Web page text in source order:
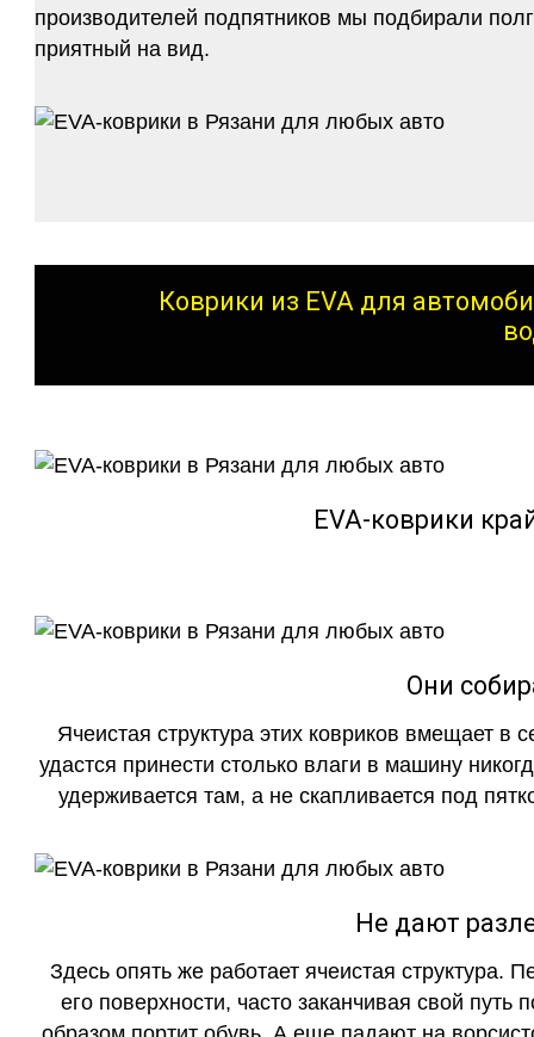
производителей подпятников мы подбирали
приятный на вид.
Коврики из EVA для
EVA-коврики
Они
Ячеистая структура этих ковриков вмещает в
удастся принести столько влаги в машину
удерживается там, а не скапливается под
Не дают
Здесь опять же работает ячеистая структура.
его поверхности, часто заканчивая свой